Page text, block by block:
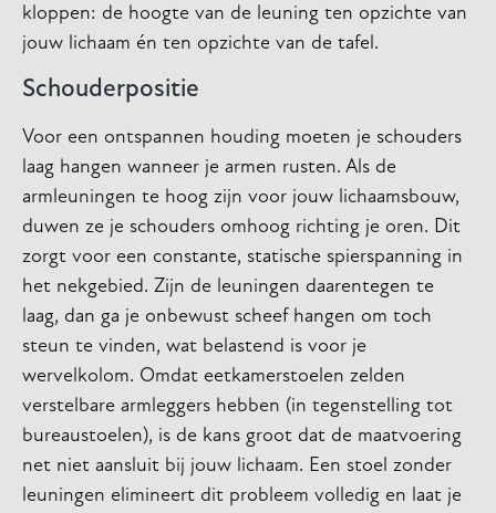
kloppen: de hoogte van de leuning ten opzichte van
jouw lichaam én ten opzichte van de tafel.
Schouderpositie
Voor een ontspannen houding moeten je schouders
laag hangen wanneer je armen rusten. Als de
armleuningen te hoog zijn voor jouw lichaamsbouw,
duwen ze je schouders omhoog richting je oren. Dit
zorgt voor een constante, statische spierspanning in
het nekgebied. Zijn de leuningen daarentegen te
laag, dan ga je onbewust scheef hangen om toch
steun te vinden, wat belastend is voor je
wervelkolom. Omdat eetkamerstoelen zelden
verstelbare armleggers hebben (in tegenstelling tot
bureaustoelen), is de kans groot dat de maatvoering
net niet aansluit bij jouw lichaam. Een stoel zonder
leuningen elimineert dit probleem volledig en laat je